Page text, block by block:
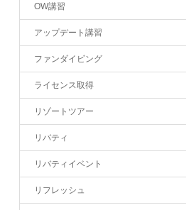
OW講習
アップデート講習
ファンダイビング
ライセンス取得
リゾートツアー
リバティ
リバティイベント
リフレッシュ